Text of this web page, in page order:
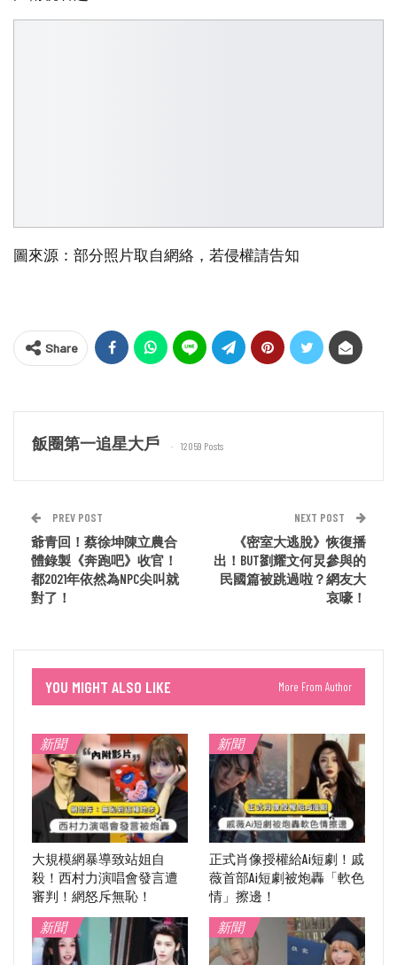
圖來源：部分照片取自網絡，若侵權請告知
Share
飯圈第一追星大戶 12059 Posts
PREV POST
爺青回！蔡徐坤陳立農合
體錄製《奔跑吧》收官！
都2021年依然為NPC尖叫就
對了！
NEXT POST
《密室大逃脫》恢復播
出！BUT劉耀文何炅參與的
民國篇被跳過啦？網友大
哀嚎！
YOU MIGHT ALSO LIKE More From Author
新聞
大規模網暴導致站姐自
殺！西村力演唱會發言遭
審判！網怒斥無恥！
新聞
正式肖像授權給Ai短劇！戚
薇首部Ai短劇被炮轟「軟色
情」擦邊！
新聞
新聞